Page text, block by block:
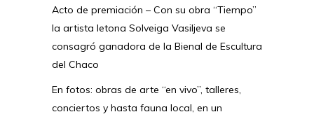
Acto de premiación – Con su obra “Tiempo”
la artista letona Solveiga Vasiljeva se
consagró ganadora de la Bienal de Escultura
del Chaco
En fotos: obras de arte “en vivo”, talleres,
conciertos y hasta fauna local, en un